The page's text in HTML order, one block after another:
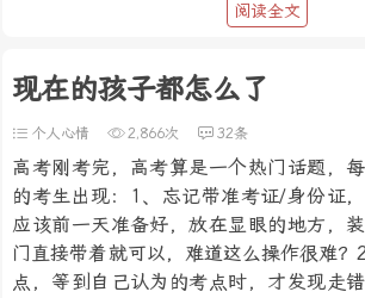
阅读全文
现在的孩子都怎么了
个人心情 2,866次 32条
高考刚考完，高考算是一个热门话题，
的考生出现：1、忘记带准考证/身份证
应该前一天准备好，放在显眼的地方，
门直接带着就可以，难道这么操作很难
点，等到自己认为的考点时，才发现走